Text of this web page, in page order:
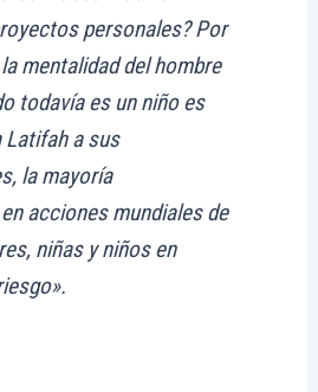
personales? Por
mentalidad del hombre
todavía es un niño es
a sus
la mayoría
acciones mundiales de
niñas y niños en